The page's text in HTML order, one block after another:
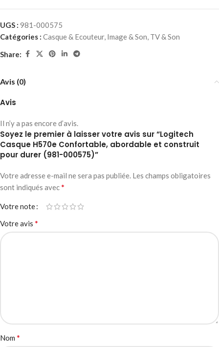
UGS : 981-000575
Catégories : Casque & Ecouteur, Image & Son, TV & Son
Share:
Avis (0)
Avis
Il n’y a pas encore d’avis.
Soyez le premier à laisser votre avis sur “Logitech
Casque H570e Confortable, abordable et construit
pour durer (981-000575)”
Votre adresse e-mail ne sera pas publiée. Les champs obligatoires
sont indiqués avec*
Votre note
Votre avis *
Nom *